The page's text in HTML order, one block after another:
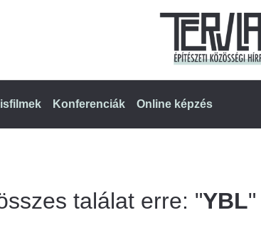
Konferenciák Online képzés
találat erre: "YBL"